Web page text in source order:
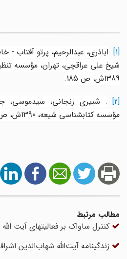
اباذری، عبدالرحیم، پرتو آفتاب -
شیخ علی عراقچی، تهران، مؤسسه
1389ش، ص 185
.
.
مؤسسه کتابشناسی شیعه، 1390ش، ص 676
مطالب مرتبط
کنترل ساواک بر فعالیتهای آیت الله
زندگینامه آیت‌الله شهاب‌الدین اشراقی